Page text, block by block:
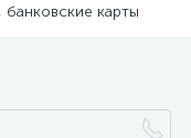
банковские карты